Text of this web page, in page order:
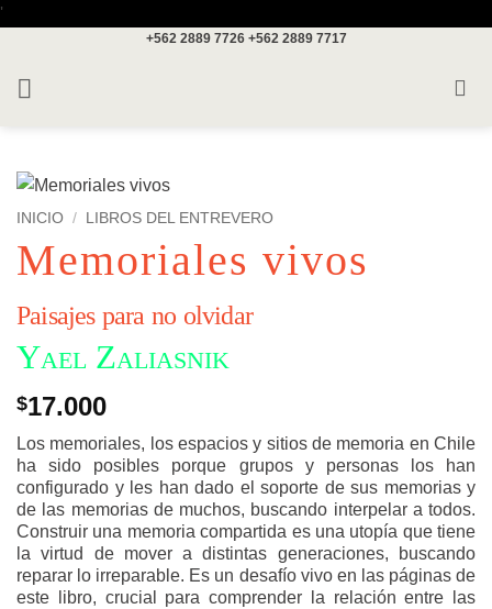
'
+562 2889 7726 +562 2889 7717
INICIO / LIBROS DEL ENTREVERO
Memoriales vivos
Paisajes para no olvidar
Yael Zaliasnik
$17.000
Los memoriales, los espacios y sitios de memoria en Chile
ha sido posibles porque grupos y personas los han
configurado y les han dado el soporte de sus memorias y
de las memorias de muchos, buscando interpelar a todos.
Construir una memoria compartida es una utopía que tiene
la virtud de mover a distintas generaciones, buscando
reparar lo irreparable. Es un desafío vivo en las páginas de
este libro, crucial para comprender la relación entre las